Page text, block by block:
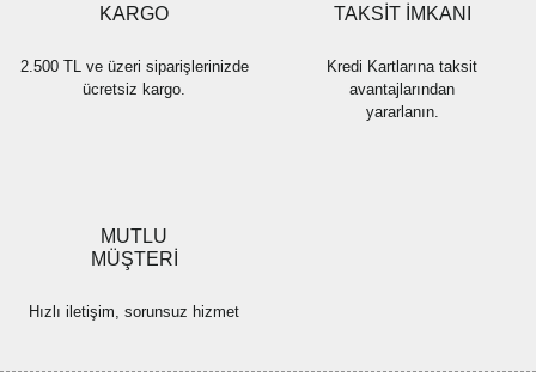
KARGO
2.500 TL ve üzeri siparişlerinizde
ücretsiz kargo.
TAKSİT İMKANI
Kredi Kartlarına taksit
avantajlarından
yararlanın.
MUTLU
MÜŞTERİ
Hızlı iletişim, sorunsuz hizmet